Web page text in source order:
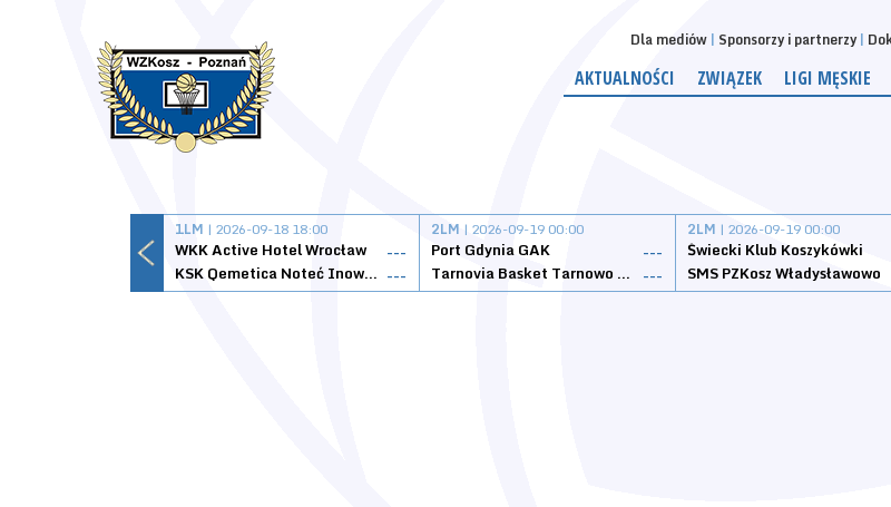
Dla mediów Sponsorzy i partnerzy
AKTUALNOŚCI ZWIĄZEK LIGI MĘSKIE
1LM | 2026-09-18 18:00
WKK Active Hotel Wrocław
---
KSK Qemetica Noteć Inowrocław ---
2LM | 2026-09-19 00:00
Port Gdynia GAK
---
Tarnovia Basket Tarnowo Podgórne ---
2LM | 2026-09-19 00:00
Świecki Klub Koszykówki
SMS PZKosz Władysławowo